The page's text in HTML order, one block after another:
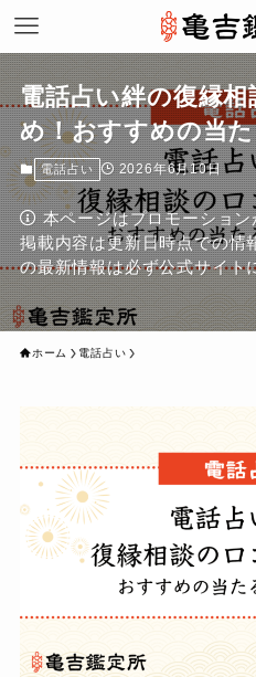
電話占い絆の復縁
め！おすすめの当
電話占い 2026年6月10日
本ページはプロモーショ
掲載内容は更新日時点での情
の最新情報は必ず公式サイト
ホーム 電話占い